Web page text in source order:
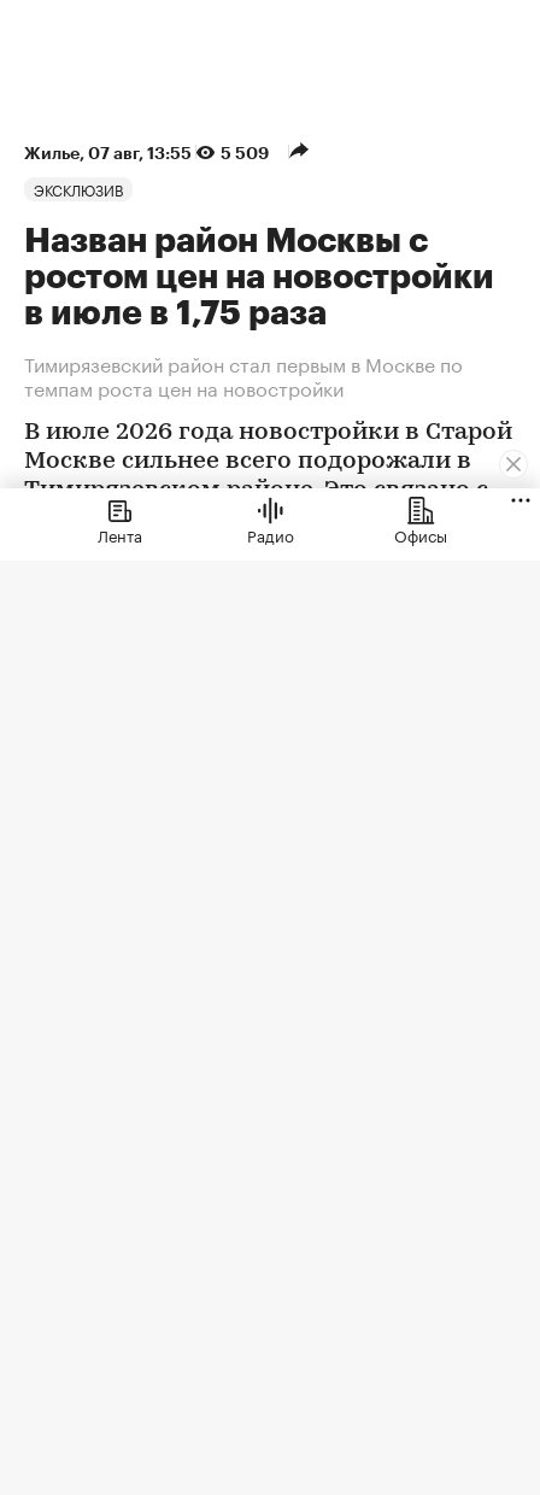
Жилье⁠, 07 авг, 13:55 5 509
ЭКСКЛЮЗИВ
Назван район Москвы с
ростом цен на новостройки
в июле в 1,75 раза
Тимирязевский район стал первым в Москве по
темпам роста цен на новостройки
В июле 2026 года новостройки в Старой
Москве сильнее всего подорожали в
Тимирязевском районе. Это связано с
появлением в экспозиции нового
проекта бизнес-класса
Лента Радио Офисы